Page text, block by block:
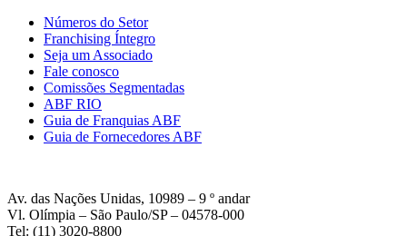
Números do Setor
Franchising Íntegro
Seja um Associado
Fale conosco
Comissões Segmentadas
ABF RIO
Guia de Franquias ABF
Guia de Fornecedores ABF
Av. das Nações Unidas, 10989 – 9 º andar
Vl. Olímpia – São Paulo/SP – 04578-000
Tel: (11) 3020-8800